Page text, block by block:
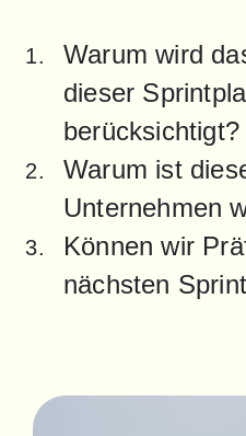
Warum wird
dieser
berücksichtigt?
Warum ist
Unternehmen
Können wir
nächsten